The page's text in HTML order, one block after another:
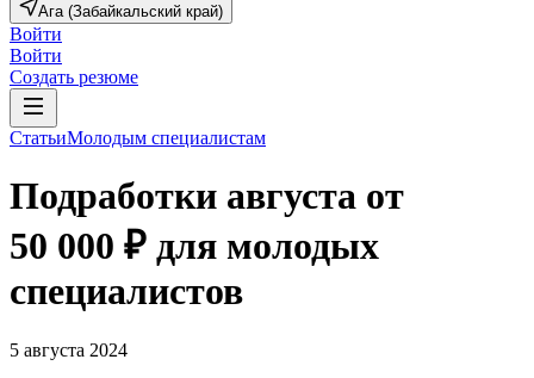
Ага (Забайкальский край)
Войти
Войти
Создать резюме
СтатьиМолодым специалистам
Подработки августа от
50 000 ₽ для молодых
специалистов
5 августа 2024